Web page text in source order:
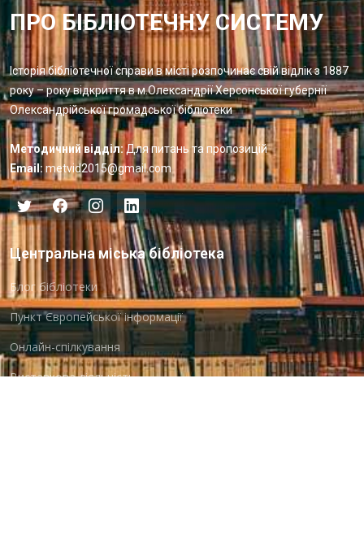
ПРО БІБЛІОТЕЧНУ СИСТЕМУ
Історія бібліотечної справи в місті розпочинає свій відлік з 1887
року – року відкриття в м.Олександрії Херсонської губернії
Олександрійської громадської бібліотеки
Методичний відділ: Для питань та пропозицій
Email: metvid2015@gmail.com
Центральна міська бібліотека
Блог бібліотеки
Пункт Європейської інформації
Онлайн-спілкування
Виставкова діяльність